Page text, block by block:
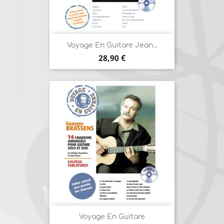
Voyage En Guitare Jean...
Prix
28,90 €
Voyage En Guitare